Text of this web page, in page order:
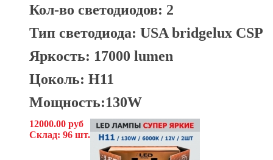
Кол-во светодиодов: 2
Тип светодиода: USA bridgelux CSP
Яркость: 17000 lumen
Цоколь: H11
Мощность:130W
12000.00 руб
Склад: 96 шт.